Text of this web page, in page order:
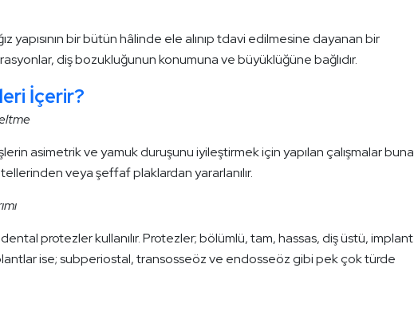
yapısının bir bütün hâlinde ele alınıp tdavi edilmesine dayanan bir
diş bozukluğunun konumuna ve büyüklüğüne bağlıdır.
İçerir?
asimetrik ve yamuk duruşunu iyileştirmek için yapılan çalışmalar buna
veya şeffaf plaklardan yararlanılır.
protezler kullanılır. Protezler; bölümlü, tam, hassas, diş üstü, implant
ise; subperiostal, transosseöz ve endosseöz gibi pek çok türde